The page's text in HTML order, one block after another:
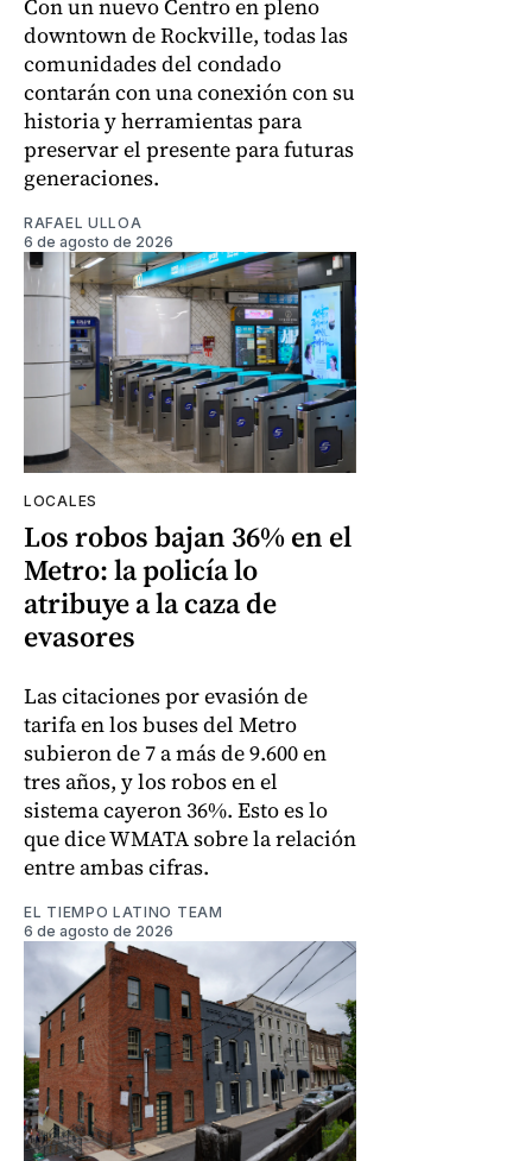
Con un nuevo Centro en pleno
downtown de Rockville, todas las
comunidades del condado
contarán con una conexión con su
historia y herramientas para
preservar el presente para futuras
generaciones.
RAFAEL ULLOA
6 de agosto de 2026
LOCALES
Los robos bajan 36% en el
Metro: la policía lo
atribuye a la caza de
evasores
Las citaciones por evasión de
tarifa en los buses del Metro
subieron de 7 a más de 9.600 en
tres años, y los robos en el
sistema cayeron 36%. Esto es lo
que dice WMATA sobre la relación
entre ambas cifras.
EL TIEMPO LATINO TEAM
6 de agosto de 2026